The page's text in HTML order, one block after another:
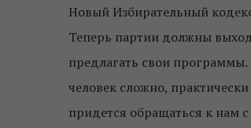
Новый Избирательный
Теперь партии должны
предлагать свои
человек сложно,
придется обращаться к нам